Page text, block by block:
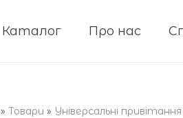
Каталог Про нас
» Товари » Універсальні привітання